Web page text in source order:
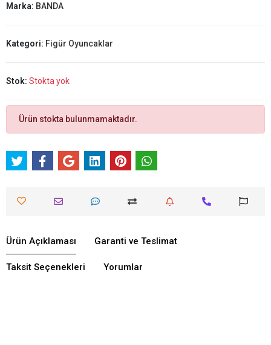
Marka: BANDA
Kategori: Figür Oyuncaklar
Stok: Stokta yok
Ürün stokta bulunmamaktadır.
Ürün Açıklaması Garanti ve Teslimat
Taksit Seçenekleri Yorumlar